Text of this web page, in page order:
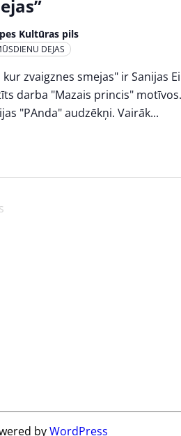
Kultūras pils
DEJAS
kur zvaigznes smejas" ir Sanijas
darba "Mazais princis"
"PAnda" audzēkņi. Vairāk...
byWordPress